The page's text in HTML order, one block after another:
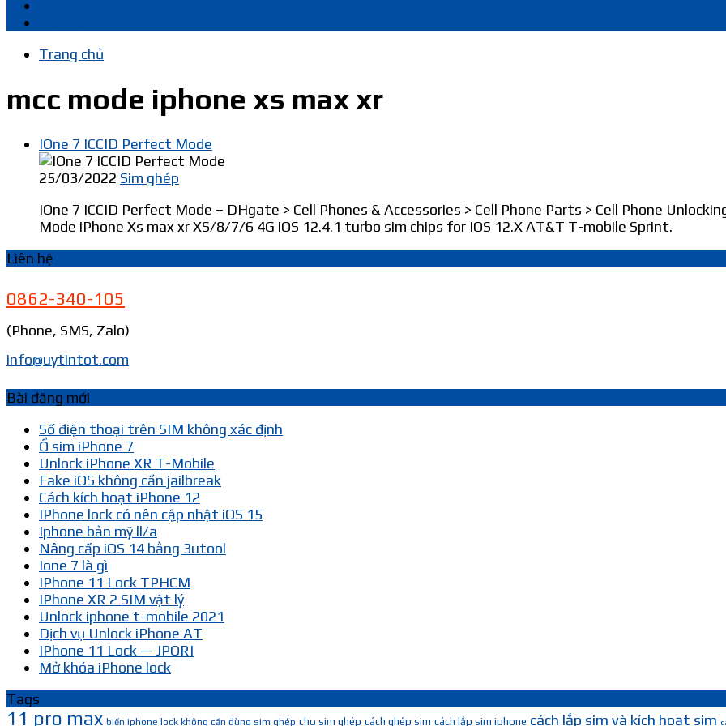
Trang chủ
mcc mode iphone xs max xr
IOne 7 ICCID Perfect Mode
25/03/2022 Sim ghép
IOne 7 ICCID Perfect Mode – DHgate > Cell Phones & Accessories > Cell Phone Parts > Cell Phone
Mode iPhone Xs max xr XS/8/7/6 4G iOS 12.4.1 turbo sim chips for IOS 12.X AT&T T-mobile Sprint.
Liên hệ
0862-340-105
(Phone, SMS, Zalo)
info@uytintot.com
Bài đăng mới
Số điện thoại trên SIM không xác định
Ổ sim iPhone 7
Unlock iPhone XR T-Mobile
Fake iOS không cần jailbreak
Cách kích hoạt iPhone 12
IPhone lock có nên cập nhật iOS 15
Iphone bản mỹ ll/a
Nâng cấp iOS 14 bằng 3utool
Ione 7 là gì
IPhone 11 Lock TPHCM
IPhone XR 2 SIM vật lý
Unlock iphone t-mobile 2021
Dịch vụ Unlock iPhone AT
IPhone 11 Lock — JPORI
Mở khóa iPhone lock
Tags
11 pro max biến iphone lock không cần dùng sim ghép cho sim ghép cách ghép sim cách lắp sim iphone cách lắp sim và kích hoạt sim